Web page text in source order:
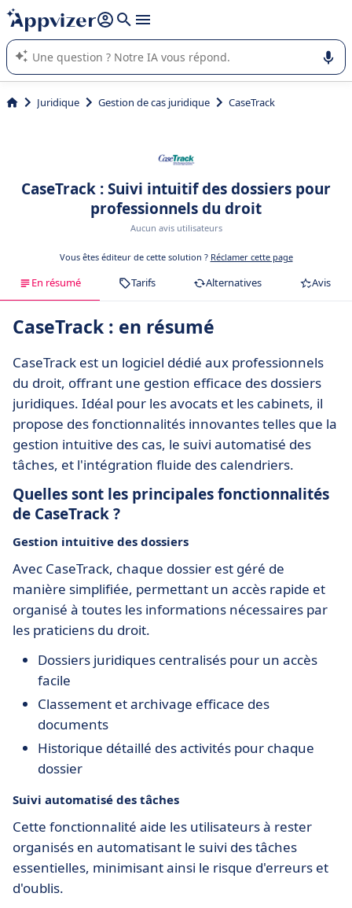
répondre (plusieurs lignes avec
L'IA de Appvizer vous guide dans l'utilisation ou la sélection de
logiciel SaaS en entreprise.
Juridique Gestion de cas juridique CaseTrack
CaseTrack : Suivi intuitif des dossiers pour
professionnels du droit
Aucun avis utilisateurs
Vous êtes éditeur de cette solution ? Réclamer cette page
En résumé Tarifs Alternatives Avis
CaseTrack : en résumé
CaseTrack est un logiciel dédié aux professionnels
du droit, offrant une gestion efficace des dossiers
juridiques. Idéal pour les avocats et les cabinets, il
propose des fonctionnalités innovantes telles que la
gestion intuitive des cas, le suivi automatisé des
tâches, et l'intégration fluide des calendriers.
Quelles sont les principales fonctionnalités
de CaseTrack ?
Gestion intuitive des dossiers
Avec CaseTrack, chaque dossier est géré de
manière simplifiée, permettant un accès rapide et
organisé à toutes les informations nécessaires par
les praticiens du droit.
Dossiers juridiques centralisés pour un accès
facile
Classement et archivage efficace des
documents
Historique détaillé des activités pour chaque
dossier
Suivi automatisé des tâches
Cette fonctionnalité aide les utilisateurs à rester
organisés en automatisant le suivi des tâches
essentielles, minimisant ainsi le risque d'erreurs et
d'oublis.